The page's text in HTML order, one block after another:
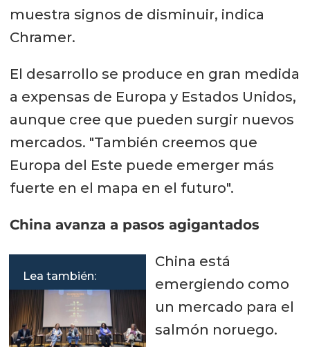
muestra signos de disminuir, indica
Chramer.
El desarrollo se produce en gran medida
a expensas de Europa y Estados Unidos,
aunque cree que pueden surgir nuevos
mercados. "También creemos que
Europa del Este puede emerger más
fuerte en el mapa en el futuro".
China avanza a pasos agigantados
Lea también:
China está
emergiendo como
un mercado para el
salmón noruego.